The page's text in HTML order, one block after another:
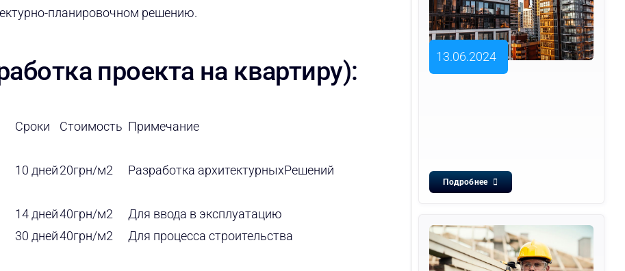
планировочном решению.
проекта на квартиру):
Сроки Стоимость Примечание
10 дней20грн/м2
Разработка архитектурныхРешений
14 дней40грн/м2
Для ввода в эксплуатацию
30 дней40грн/м2
Для процесса строительства
13.06.2024
Подробнее